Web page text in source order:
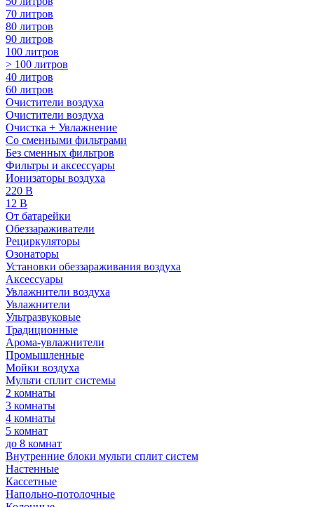
70 литров
80 литров
90 литров
100 литров
> 100 литров
40 литров
60 литров
Очистители воздуха
Очистители воздуха
Очистка + Увлажнение
Cо сменными фильтрами
Без сменных фильтров
Фильтры и аксессуары
Ионизаторы воздуха
220 В
12 В
От батарейки
Обеззараживатели
Рециркуляторы
Озонаторы
Установки обеззараживания воздуха
Аксессуары
Увлажнители воздуха
Увлажнители
Ультразвуковые
Традиционные
Арома-увлажнители
Промышленные
Мойки воздуха
Мульти сплит системы
2 комнаты
3 комнаты
4 комнаты
5 комнат
до 8 комнат
Внутренние блоки мульти сплит систем
Настенные
Кассетные
Напольно-потолочные